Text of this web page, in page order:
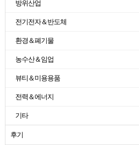
방위산업
전기전자＆반도체
환경＆폐기물
농수산＆임업
뷰티＆미용용품
전력＆에너지
기타
후기